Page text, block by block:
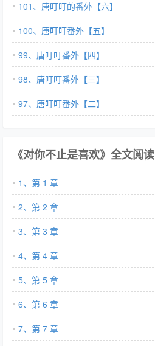
101、唐叮叮的番外【六】
100、唐叮叮番外【五】
99、唐叮叮番外【四】
98、唐叮叮番外【三】
97、唐叮叮番外【二】
《对你不止是喜欢》全文阅读
1、第 1 章
2、第 2 章
3、第 3 章
4、第 4 章
5、第 5 章
6、第 6 章
7、第 7 章